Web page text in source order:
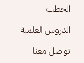
الخطب
الدروس العلمية
تواصل معنا